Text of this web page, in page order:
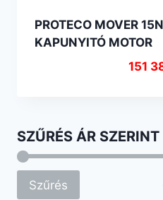
PROTECO MOVER
KAPUNYITÓ MOTOR
151
SZŰRÉS ÁR SZERINT
Szűrés